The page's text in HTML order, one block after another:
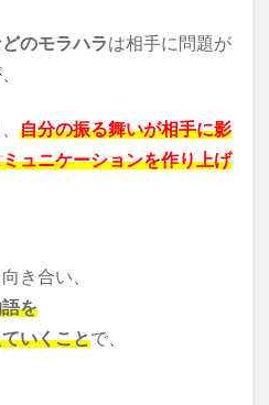
のモラハラは相手に問題が
自分の振る舞いが相手に影
ュニケーションを作り上げ
き合い、
を
いくことで、